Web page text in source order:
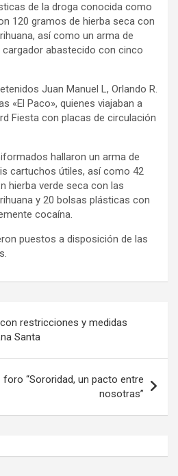
de la droga conocida como
120 gramos de hierba seca con
así como un arma de
abastecido con cinco
Juan Manuel L, Orlando R.
«El Paco», quienes viajaban a
Fiesta con placas de circulación
hallaron un arma de
cartuchos útiles, así como 42
hierba verde seca con las
y 20 bolsas plásticas con
cocaína.
puestos a disposición de las
restricciones y medidas
Santa
foro “Sororidad, un pacto entre
nosotras”